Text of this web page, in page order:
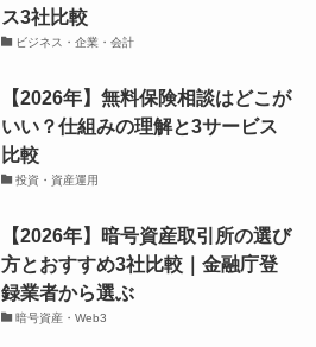
ス3社比較
ビジネス・企業・会計
【2026年】無料保険相談はどこが
いい？仕組みの理解と3サービス
比較
投資・資産運用
【2026年】暗号資産取引所の選び
方とおすすめ3社比較｜金融庁登
録業者から選ぶ
暗号資産・Web3